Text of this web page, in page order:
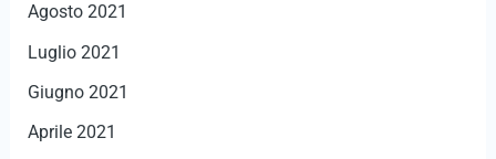
Agosto 2021
Luglio 2021
Giugno 2021
Aprile 2021